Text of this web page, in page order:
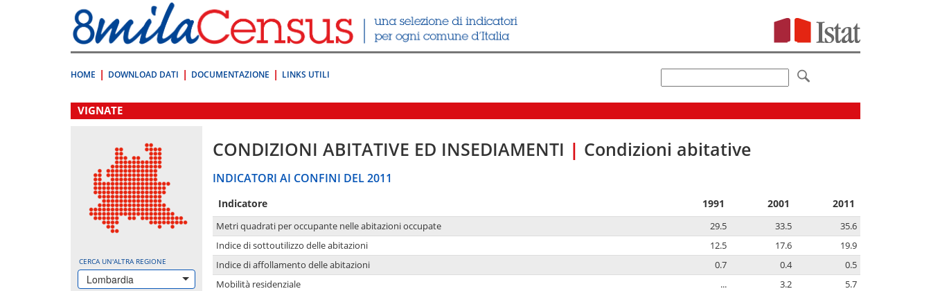
direttamente
a:
Contenuto
HOME DOWNLOAD DATI DOCUMENTAZIONE LINKS UTILI
.
VIGNATE
CERCA UN'ALTRA REGIONE
Lombardia
CONDIZIONI ABITATIVE ED INSEDIAMENTI | Condizioni abitative
INDICATORI AI CONFINI DEL 2011
Indicatore 1991 2001 2011
Metri quadrati per occupante nelle abitazioni occupate 29.5 33.5
35.6
Indice di sottoutilizzo delle abitazioni
12.5 17.6
19.9
Indice di affollamento delle abitazioni
0.7 0.4
0.5
Mobilità residenziale
... 3.2 5.7